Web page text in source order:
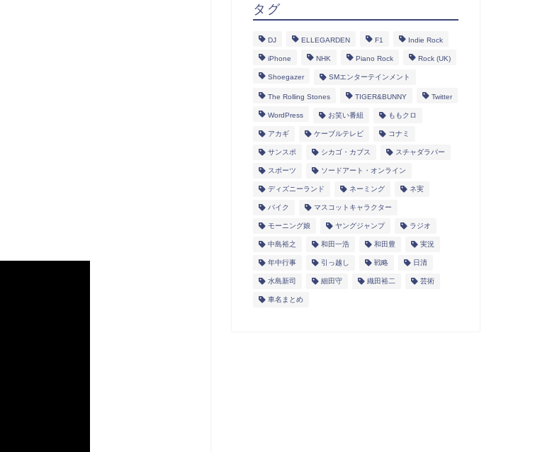
タグ
DJ ELLEGARDEN F1 Indie Rock
iPhone NHK Piano Rock Rock (UK)
Shoegazer SMエンターテインメント
The Rolling Stones TIGER&BUNNY Twitter
WordPress お笑い番組 ももクロ
アカギ ケーブルテレビ コナミ
サンスポ シカゴ・カブス スチャダラパー
スポーツ ソードアート・オンライン
ディズニーランド ネーミング ネ実
バイク マスコットキャラクター
モーニング娘 ヤングジャンプ ラジオ
中島裕之 和田一浩 和田豊 実況
年中行事 引っ越し 戦略 日清
水島新司 細田守 織田裕二 芸術
車名まとめ